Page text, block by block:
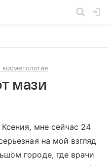
мази
мне сейчас 24
на мой взгляд
городе, где врачи